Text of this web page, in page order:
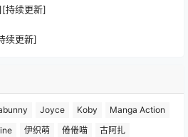
持续更新]
续更新]
Joyce Koby
Manga Action
伊织萌 倦倦喵
古阿扎